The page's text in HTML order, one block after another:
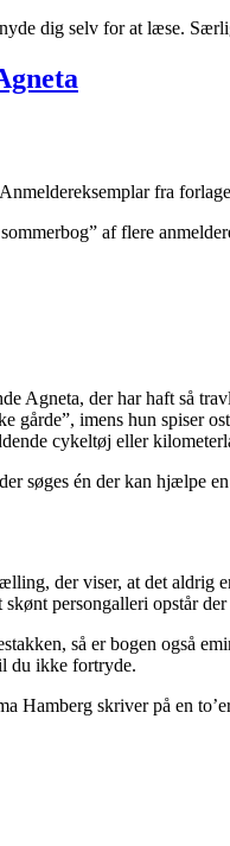
dig selv for at læse.
fra
sommerbog” af flere
Agneta, der har haft så
gårde”, imens hun
cykeltøj eller
søges én der kan hjælpe
der viser, at det
persongalleri opstår
så er bogen også
du ikke fortryde.
Hamberg skriver på en